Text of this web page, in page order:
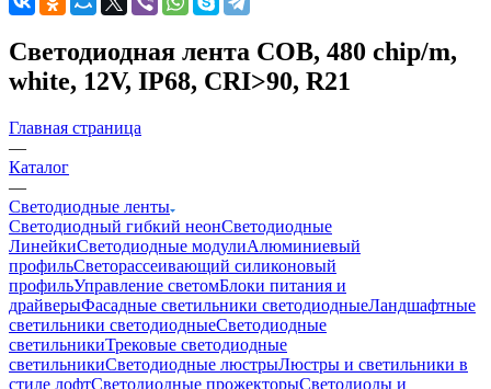
Светодиодная лента COB, 480 chip/m,
white, 12V, IP68, CRI>90, R21
Главная страница
—
Каталог
—
Светодиодные ленты
Светодиодный гибкий неонСветодиодные
ЛинейкиСветодиодные модулиАлюминиевый
профильСветорассеивающий силиконовый
профильУправление светомБлоки питания и
драйверыФасадные светильники светодиодныеЛандшафтные
светильники светодиодныеСветодиодные
светильникиТрековые светодиодные
светильникиСветодиодные люстрыЛюстры и светильники в
стиле лофтСветодиодные прожекторыСветодиоды и